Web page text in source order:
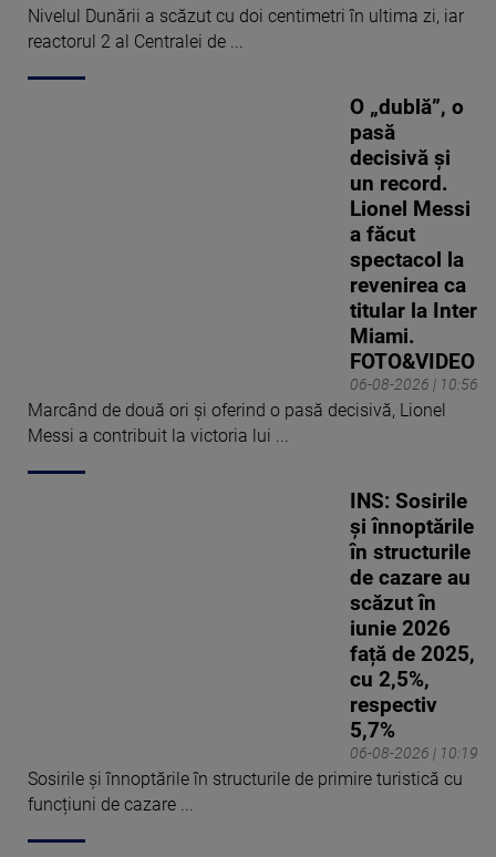
Nivelul Dunării a scăzut cu doi centimetri în ultima zi, iar
reactorul 2 al Centralei de ...
06-08-2026 | 10:56
O „dublă”, o
pasă
decisivă și
un record.
Lionel Messi
a făcut
spectacol la
revenirea ca
titular la Inter
Miami.
FOTO&VIDEO
Marcând de două ori și oferind o pasă decisivă, Lionel
Messi a contribuit la victoria lui ...
06-08-2026 | 10:19
INS: Sosirile
și înnoptările
în structurile
de cazare au
scăzut în
iunie 2026
față de 2025,
cu 2,5%,
respectiv
5,7%
Sosirile și înnoptările în structurile de primire turistică cu
funcțiuni de cazare ...